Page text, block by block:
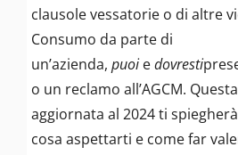
clausole vessatorie o di altre
Consumo da parte di
un’azienda, puoi edovresti
o un reclamo all’AGCM.
aggiornata al 2024 ti
cosa aspettarti e come far